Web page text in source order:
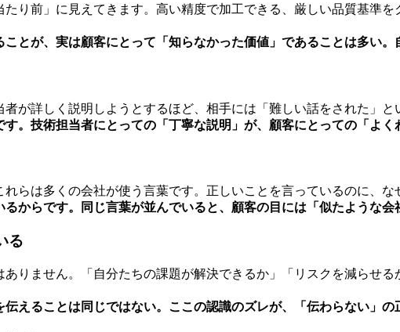
り前」に見えてきます。高い精度で加工できる、厳しい品質基準
とが、実は顧客にとって「知らなかった価値」であることは多い。
が詳しく説明しようとするほど、相手には「難しい話をされた」と
。 技術担当者にとっての「丁寧な説明」が、顧客にとっての「よ
らは多くの会社が使う言葉です。正しいことを言っているのに、な
からです。
同じ言葉が並んでいると、顧客の目には「似たような会
る
りません。「自分たちの課題が解決できるか」「リスクを減らせ
えることは同じではない。 ここの認識のズレが、「伝わらない」の